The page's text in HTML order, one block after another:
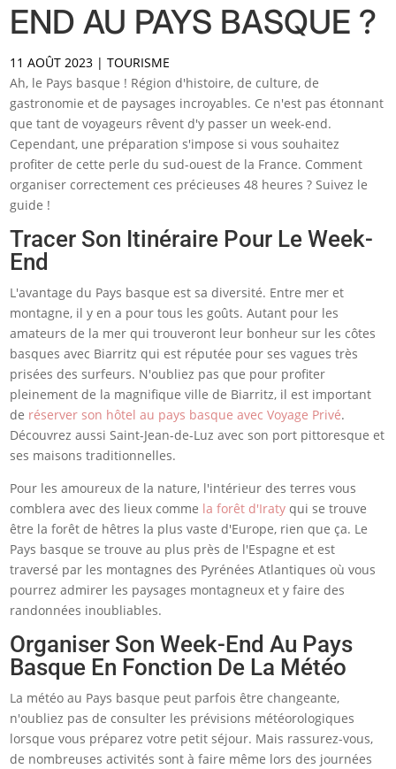
END AU PAYS BASQUE ?
11 AOÛT 2023 |TOURISME
Ah, le Pays basque ! Région d'histoire, de culture, de
gastronomie et de paysages incroyables. Ce n'est pas étonnant
que tant de voyageurs rêvent d'y passer un week-end.
Cependant, une préparation s'impose si vous souhaitez
profiter de cette perle du sud-ouest de la France. Comment
organiser correctement ces précieuses 48 heures ? Suivez le
guide !
Tracer Son Itinéraire Pour Le Week-
End
L'avantage du Pays basque est sa diversité. Entre mer et
montagne, il y en a pour tous les goûts. Autant pour les
amateurs de la mer qui trouveront leur bonheur sur les côtes
basques avec Biarritz qui est réputée pour ses vagues très
prisées des surfeurs. N'oubliez pas que pour profiter
pleinement de la magnifique ville de Biarritz, il est important
de réserver son hôtel au pays basque avec Voyage Privé.
Découvrez aussi Saint-Jean-de-Luz avec son port pittoresque et
ses maisons traditionnelles.
Pour les amoureux de la nature, l'intérieur des terres vous
comblera avec des lieux comme la forêt d'Iraty qui se trouve
être la forêt de hêtres la plus vaste d'Europe, rien que ça. Le
Pays basque se trouve au plus près de l'Espagne et est
traversé par les montagnes des Pyrénées Atlantiques où vous
pourrez admirer les paysages montagneux et y faire des
randonnées inoubliables.
Organiser Son Week-End Au Pays
Basque En Fonction De La Météo
La météo au Pays basque peut parfois être changeante,
n'oubliez pas de consulter les prévisions météorologiques
lorsque vous préparez votre petit séjour. Mais rassurez-vous,
de nombreuses activités sont à faire même lors des journées